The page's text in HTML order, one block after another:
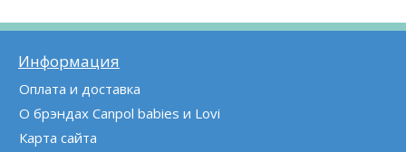
Информация
Оплата и доставка
О брэндах Canpol babies и Lovi
Карта сайта